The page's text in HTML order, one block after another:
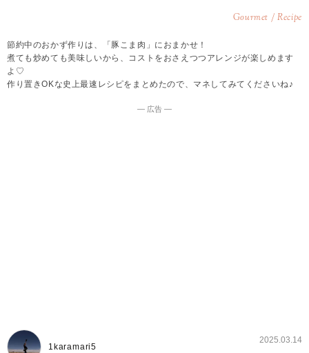
Gourmet / Recipe
節約中のおかず作りは、「豚こま肉」におまかせ！
煮ても炒めても美味しいから、コストをおさえつつアレンジが楽しめます
よ♡
作り置きOKな史上最速レシピをまとめたので、マネしてみてくださいね♪
― 広告 ―
1karamari5
2025.03.14